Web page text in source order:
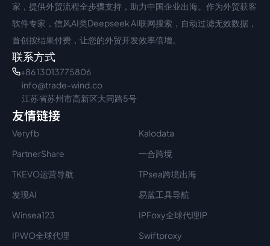
家，提供外贸流程全步骤支持，助力中国企业出海。作为外贸获客
软件专家，信风AI类Deepseek AI联网搜索，自动过滤无效数据，
首创按结果付费，让您的外贸开发效率倍增。
联系方式
+86 13013775806
info@trade-wind.co
江苏省苏州市高新区大同路5号
友情链接
Veryfb
Kalodata
PartnerShare
一合跨境
TKEVO运营导航
TPsea跨境出海
发现AI
易蓝工具导航
Winsea123
IPFoxy全球代理IP
IPWO全球代理
Swiftproxy